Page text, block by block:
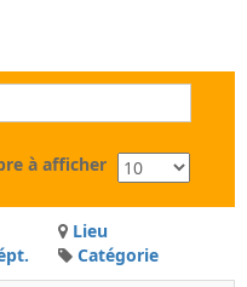
à afficher
Lieu
Catégorie